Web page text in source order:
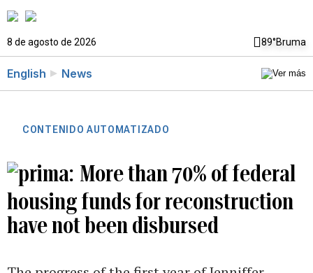
8 de agosto de 2026 89°Bruma
English News
CONTENIDO AUTOMATIZADO
More than 70% of federal
housing funds for reconstruction
have not been disbursed